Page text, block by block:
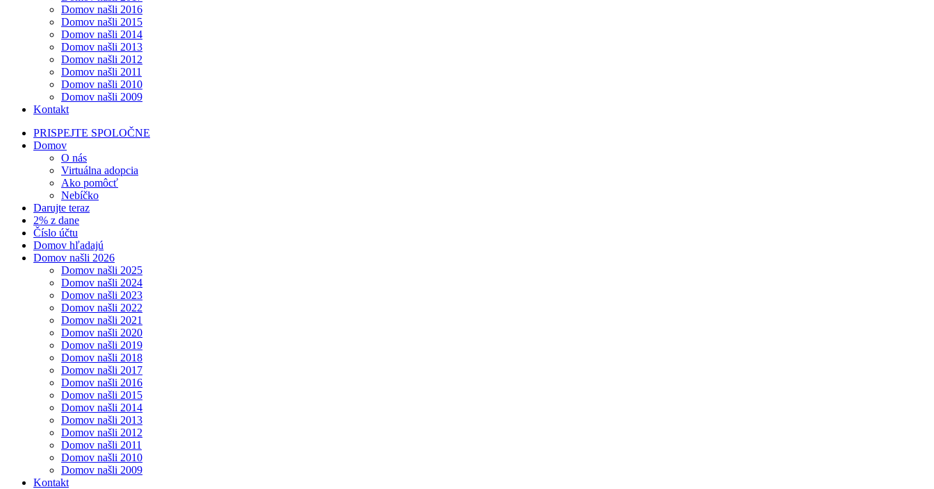
Domov našli 2016
Domov našli 2015
Domov našli 2014
Domov našli 2013
Domov našli 2012
Domov našli 2011
Domov našli 2010
Domov našli 2009
Kontakt
PRISPEJTE SPOLOČNE
Domov
O nás
Virtuálna adopcia
Ako pomôcť
Nebíčko
Darujte teraz
2% z dane
Číslo účtu
Domov hľadajú
Domov našli 2026
Domov našli 2025
Domov našli 2024
Domov našli 2023
Domov našli 2022
Domov našli 2021
Domov našli 2020
Domov našli 2019
Domov našli 2018
Domov našli 2017
Domov našli 2016
Domov našli 2015
Domov našli 2014
Domov našli 2013
Domov našli 2012
Domov našli 2011
Domov našli 2010
Domov našli 2009
Kontakt